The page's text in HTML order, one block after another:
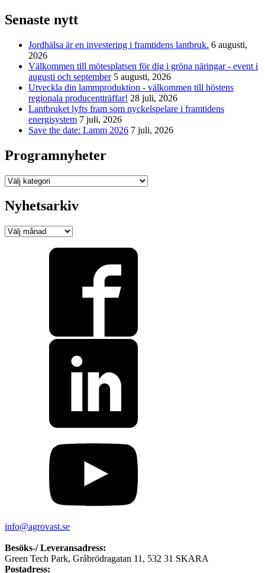
Senaste nytt
Jordhälsa är en investering i framtidens lantbruk. 6 augusti,
2026
Välkommen till mötesplatsen för dig i gröna näringar - event i
augusti och september 5 augusti, 2026
Utveckla din lammproduktion - välkommen till höstens
regionala producentträffar! 28 juli, 2026
Lantbruket lyfts fram som nyckelspelare i framtidens
energisystem 7 juli, 2026
Save the date: Lamm 2026 7 juli, 2026
Programnyheter
Programnyheter
Nyhetsarkiv
Nyhetsarkiv
info@agrovast.se
Besöks-/ Leveransadress:
Green Tech Park, Gråbrödragatan 11, 532 31 SKARA
Postadress: